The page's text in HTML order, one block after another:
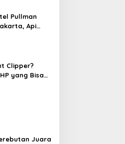
Pullman
Api
Parkir
Clipper?
yang Bisa
Juta
Juara